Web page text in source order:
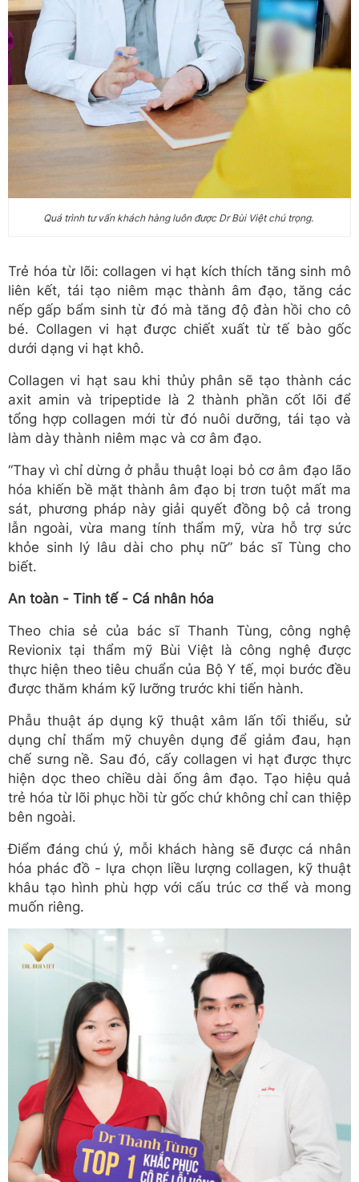
Quá trình tư vấn khách hàng luôn được Dr Bùi Việt chú trọng.
Trẻ hóa từ lõi: collagen vi hạt kích thích tăng sinh mô
liên kết, tái tạo niêm mạc thành âm đạo, tăng các
nếp gấp bẩm sinh từ đó mà tăng độ đàn hồi cho cô
bé. Collagen vi hạt được chiết xuất từ tế bào gốc
dưới dạng vi hạt khô.
Collagen vi hạt sau khi thủy phân sẽ tạo thành các
axit amin và tripeptide là 2 thành phần cốt lõi để
tổng hợp collagen mới từ đó nuôi dưỡng, tái tạo và
làm dày thành niêm mạc và cơ âm đạo.
“Thay vì chỉ dừng ở phẫu thuật loại bỏ cơ âm đạo lão
hóa khiến bề mặt thành âm đạo bị trơn tuột mất ma
sát, phương pháp này giải quyết đồng bộ cả trong
lẫn ngoài, vừa mang tính thẩm mỹ, vừa hỗ trợ sức
khỏe sinh lý lâu dài cho phụ nữ” bác sĩ Tùng cho
biết.
An toàn - Tinh tế - Cá nhân hóa
Theo chia sẻ của bác sĩ Thanh Tùng, công nghệ
Revionix tại thẩm mỹ Bùi Việt là công nghệ được
thực hiện theo tiêu chuẩn của Bộ Y tế, mọi bước đều
được thăm khám kỹ lưỡng trước khi tiến hành.
Phẫu thuật áp dụng kỹ thuật xâm lấn tối thiểu, sử
dụng chỉ thẩm mỹ chuyên dụng để giảm đau, hạn
chế sưng nề. Sau đó, cấy collagen vi hạt được thực
hiện dọc theo chiều dài ống âm đạo. Tạo hiệu quả
trẻ hóa từ lõi phục hồi từ gốc chứ không chỉ can thiệp
bên ngoài.
Điểm đáng chú ý, mỗi khách hàng sẽ được cá nhân
hóa phác đồ - lựa chọn liều lượng collagen, kỹ thuật
khâu tạo hình phù hợp với cấu trúc cơ thể và mong
muốn riêng.